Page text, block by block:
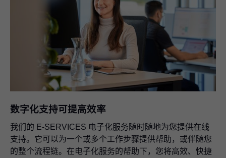
个人联系人
品质服务始于良好的咨询——我们十分乐意回答您的问
数字化支持可提高效率
我们的 E-SERVICES 电子化服务随时随地为您提供在线
支持。它可以为一个或多个工作步骤提供帮助，或伴随您
的整个流程链。在电子化服务的帮助下，您将高效、快捷